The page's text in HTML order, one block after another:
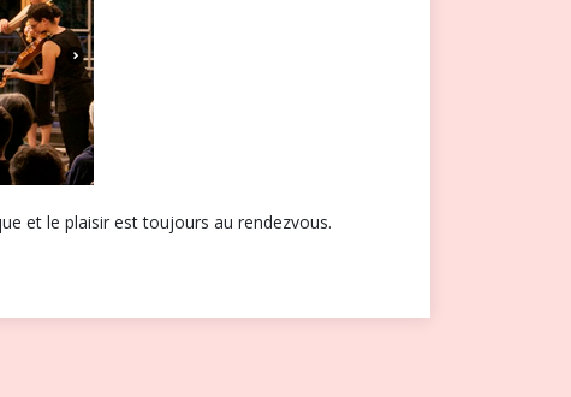
et le plaisir est toujours au rendezvous.